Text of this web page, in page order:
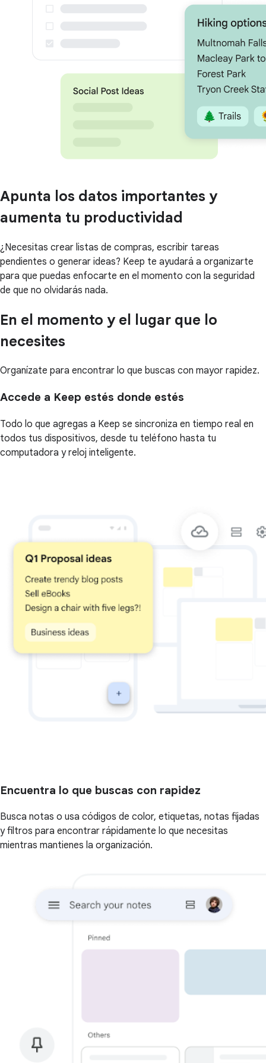
Apunta los datos importantes y
aumenta tu productividad
¿Necesitas crear listas de compras, escribir tareas
pendientes o generar ideas? Keep te ayudará a organizarte
para que puedas enfocarte en el momento con la seguridad
de que no olvidarás nada.
En el momento y el lugar que lo
necesites
Organízate para encontrar lo que buscas con mayor rapidez.
Accede a Keep estés donde estés
Todo lo que agregas a Keep se sincroniza en tiempo real en
todos tus dispositivos, desde tu teléfono hasta tu
computadora y reloj inteligente.
Encuentra lo que buscas con rapidez
Busca notas o usa códigos de color, etiquetas, notas fijadas
y filtros para encontrar rápidamente lo que necesitas
mientras mantienes la organización.